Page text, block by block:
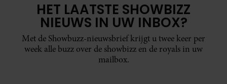
HET LAATSTE SHOWBIZZ
NIEUWS IN UW INBOX?
Met de Showbuzz-nieuwsbrief krijgt u twee keer per
week alle buzz over de showbizz en de royals in uw
mailbox.